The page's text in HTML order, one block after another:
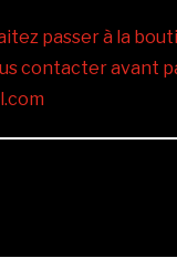
passer à la
contacter avant